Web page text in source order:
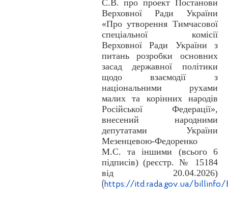
С.В. про проект Постанови
Верховної Ради України
«Про утворення Тимчасової
спеціальної комісії
Верховної Ради України з
питань розробки основних
засад державної політики
щодо взаємодії з
національними рухами
малих та корінних народів
Російської Федерації»,
внесений народними
депутатами України
Мезенцевою-Федоренко
М.С. та іншими (всього 6
підписів) (реєстр. № 15184
від 20.04.2026)
( https://itd.rada.gov.ua/billinfo/